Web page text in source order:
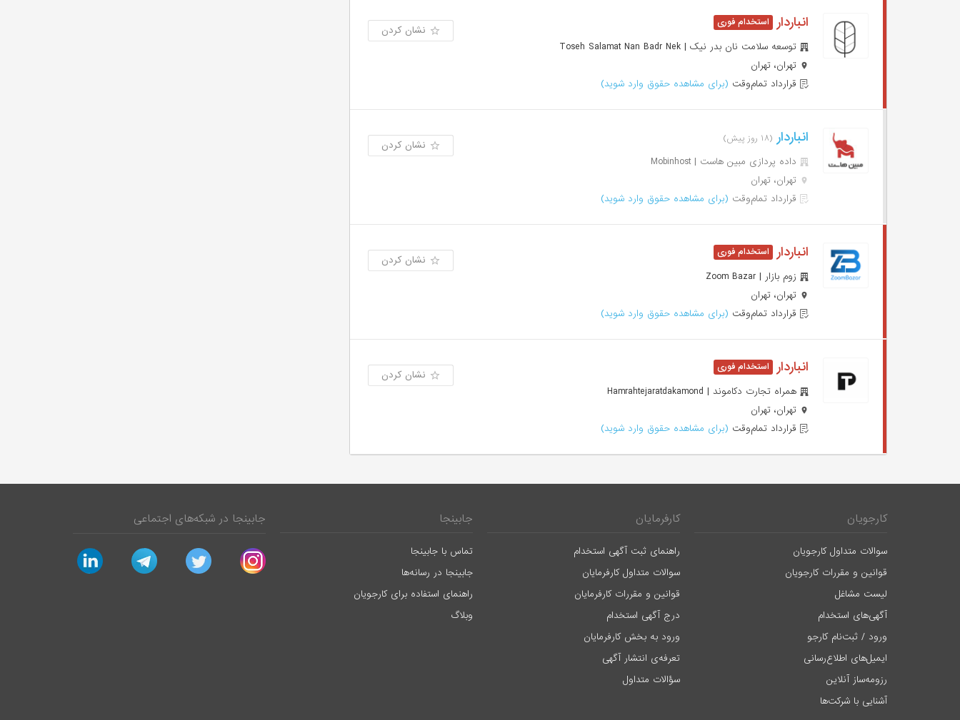
انباردار
توسعه سلامت نان بدر نیک | Toseh Salamat Nan Badr Nek
تهران، تهران
قرارداد تمام‌وقت (برای مشاهده حقوق وارد شوید)
نشان کردن
انباردار (۱۸ روز پیش)
داده پردازی مبین هاست | Mobinhost
تهران، تهران
قرارداد تمام‌وقت (برای مشاهده حقوق وارد شوید)
نشان کردن
انباردار
زوم بازار | Zoom Bazar
تهران، تهران
قرارداد تمام‌وقت (برای مشاهده حقوق وارد شوید)
نشان کردن
انباردار
همراه تجارت دکاموند | Hamrahtejaratdakamond
تهران، تهران
قرارداد تمام‌وقت (برای مشاهده حقوق وارد شوید)
نشان کردن
کارجویان
سوالات متداول کارجویان
قوانین و مقررات کارجویان
لیست مشاغل
آگهی‌های استخدام
ورود / ثبت‌نام کارجو
ایمیل‌های اطلاع‌رسانی
رزومه‌ساز آنلاین
آشنایی با شرکت‌ها
کارفرمایان
راهنمای ثبت آگهی استخدام
سوالات متداول کارفرمایان
قوانین و مقررات کارفرمایان
درج آگهی استخدام
ورود به بخش کارفرمایان
تعرفه‌ی انتشار آگهی
سؤالات متداول
جابینجا
تماس با جابینجا
جابینجا در رسانه‌ها
راهنمای استفاده برای کارجویان
وبلاگ
جابینجا در شبکه‌های اجتماعی
instagram
twitter
telegram
linkedin